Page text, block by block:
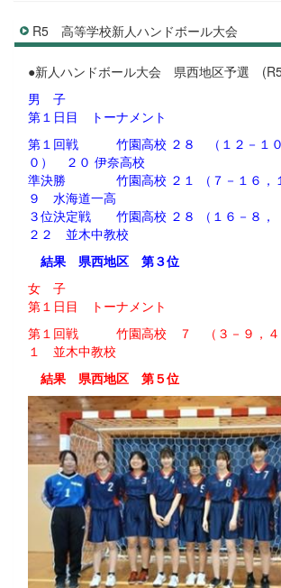
R5 高等学校新人ハンドボール大会
●新人ハンドボール大会 県西地区予選
男 子
第１日目 トーナメント
第１回戦 竹園高校 ２８ （１２－１０
０） ２０ 伊奈高校
準決勝 竹園高校 ２１ （７－１６，
９ 水海道一高
３位決定戦 竹園高校 ２８ （１６－８，
２２ 並木中教校
結果 県西地区 第３位
女 子
第１日目 トーナメント
第１回戦 竹園高校 ７ （３－９，４
１ 並木中教校
結果 県西地区 第５位